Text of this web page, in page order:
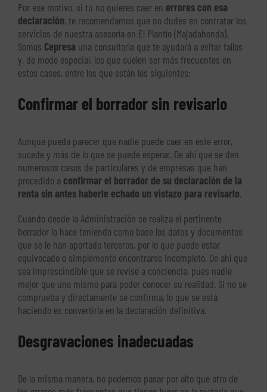
Por ese motivo, si tú no quieres caer en errores con esa
declaración, te recomendamos que no dudes en contratar los
servicios de nuestra asesoría en El Plantío (Majadahonda).
Somos Cepresa una consultoría que te ayudará a evitar fallos
y, de modo especial, los que suelen ser más frecuentes en
estos casos, entre los que están los siguientes:
Confirmar el borrador sin revisarlo
Aunque pueda parecer que nadie puede caer en este error,
sucede y más de lo que se puede esperar. De ahí que se den
numerosos casos de particulares y de empresas que han
procedido a confirmar el borrador de su declaración de la
renta sin antes haberle echado un vistazo para revisarlo.
Cuando desde la Administración se realiza el pertinente
borrador lo hace teniendo como base los datos y documentos
que se le han aportado terceros, por lo que puede estar
equivocado o simplemente encontrarse incompleto. De ahí que
sea imprescindible que se revise a conciencia, pues nadie
mejor que uno mismo para poder conocer su realidad. Si no se
comprueba y directamente se confirma, lo que se está
haciendo es convertirla en la declaración definitiva.
Desgravaciones inadecuadas
De la misma manera, no podemos pasar por alto que otro de